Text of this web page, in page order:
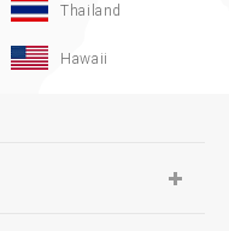
Thailand
Hawaii